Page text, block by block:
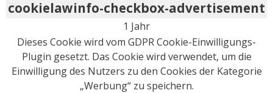
cookielawinfo-checkbox-advertisement
1 Jahr
Dieses Cookie wird vom GDPR Cookie-Einwilligungs-
Plugin gesetzt. Das Cookie wird verwendet, um die
Einwilligung des Nutzers zu den Cookies der Kategorie
„Werbung“ zu speichern.